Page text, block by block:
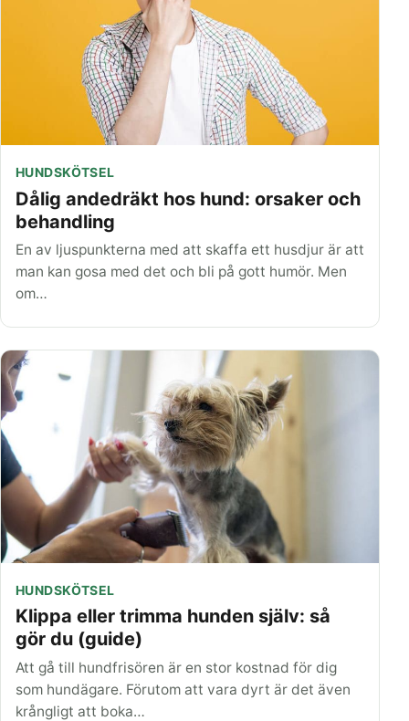
HUNDSKÖTSEL
Dålig andedräkt hos hund: orsaker och
behandling
En av ljuspunkterna med att skaffa ett husdjur är att
man kan gosa med det och bli på gott humör. Men
om…
HUNDSKÖTSEL
Klippa eller trimma hunden själv: så
gör du (guide)
Att gå till hundfrisören är en stor kostnad för dig
som hundägare. Förutom att vara dyrt är det även
krångligt att boka…